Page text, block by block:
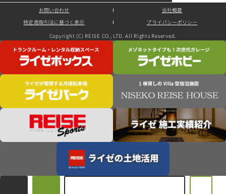
お問い合わせ 会社概要
特定商取引法に基づく表示 プライバシーポリシー
Copyright (C) REISE CO., LTD. All Rights Reserved.